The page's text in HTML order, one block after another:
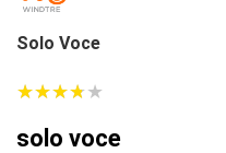
Solo Voce
★★★★★
★★★★★
solo voce